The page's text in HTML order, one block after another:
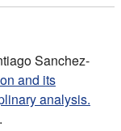
Sanchez-
and its
analysis.